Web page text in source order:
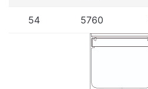
54 5760